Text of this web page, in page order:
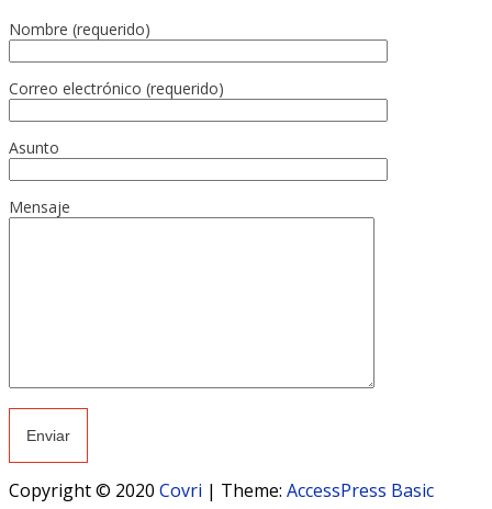
Nombre (requerido)
Correo electrónico (requerido)
Asunto
Mensaje
Copyright © 2020 Covri | Theme: AccessPress Basic